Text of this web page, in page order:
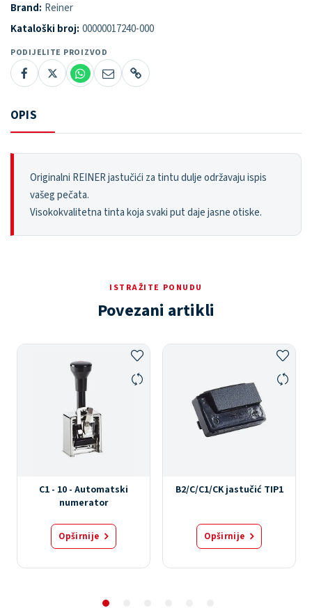
Brand: Reiner
Kataloški broj: 00000017240-000
PODIJELITE PROIZVOD
OPIS
Originalni REINER jastučići za tintu dulje održavaju ispis
vašeg pečata.
Visokokvalitetna tinta koja svaki put daje jasne otiske.
ISTRAŽITE PONUDU
Povezani artikli
C1 - 10 - Automatski
numerator
Opširnije
B2/C/C1/CK jastučić TIP1
Opširnije